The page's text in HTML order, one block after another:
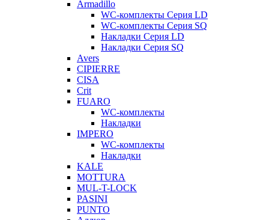
Armadillo
WC-комплекты Серия LD
WC-комплекты Серия SQ
Накладки Серия LD
Накладки Серия SQ
Avers
CIPIERRE
CISA
Crit
FUARO
WC-комплекты
Накладки
IMPERO
WC-комплекты
Накладки
KALE
MOTTURA
MUL-T-LOCK
PASINI
PUNTO